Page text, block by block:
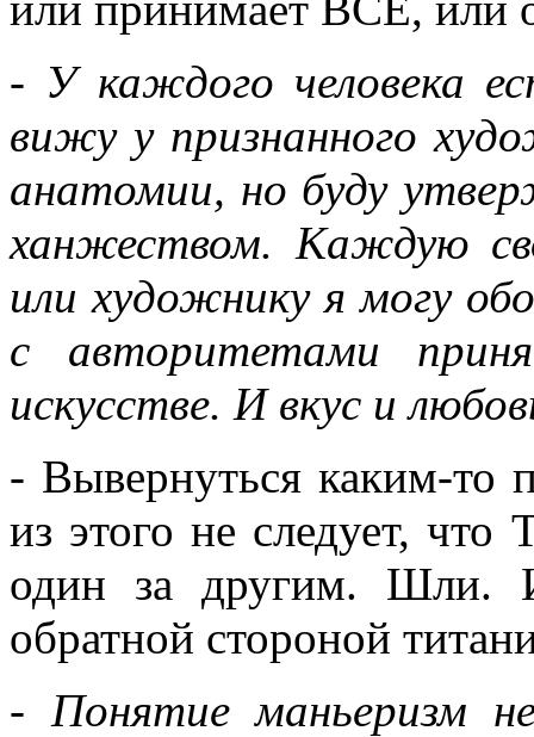
- У каждого человека
вижу у признанного
анатомии, но буду
ханжеством. Каждую
или художнику я могу
с авторитетами
искусстве. И вкус и
- Вывернуться каким-
из этого не следует,
один за другим. Шли.
обратной стороной
- Понятие маньеризм